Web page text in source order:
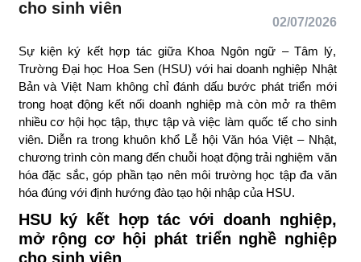
cho sinh viên
02/07/2026
Sự kiện ký kết hợp tác giữa Khoa Ngôn ngữ – Tâm lý,
Trường Đại học Hoa Sen (HSU) với hai doanh nghiệp Nhật
Bản và Việt Nam không chỉ đánh dấu bước phát triển mới
trong hoạt động kết nối doanh nghiệp mà còn mở ra thêm
nhiều cơ hội học tập, thực tập và việc làm quốc tế cho sinh
viên. Diễn ra trong khuôn khổ Lễ hội Văn hóa Việt – Nhật,
chương trình còn mang đến chuỗi hoạt động trải nghiệm văn
hóa đặc sắc, góp phần tạo nên môi trường học tập đa văn
hóa đúng với định hướng đào tạo hội nhập của HSU.
HSU ký kết hợp tác với doanh nghiệp,
mở rộng cơ hội phát triển nghề nghiệp
cho sinh viên